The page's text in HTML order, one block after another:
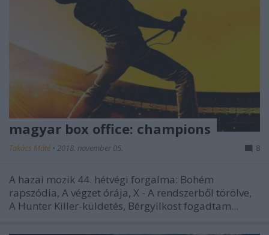
magyar box office: champions
Takács Máté • 2018. november 05. 8
A hazai mozik 44. hétvégi forgalma: Bohém
rapszódia, A végzet órája, X - A rendszerből törölve,
A Hunter Killer-küldetés, Bérgyilkost fogadtam...